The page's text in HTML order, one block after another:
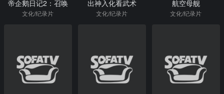
帝企鹅日记2：召唤
文化/纪录片
出神入化看武术
文化/纪录片
航空母舰
文化/纪录片